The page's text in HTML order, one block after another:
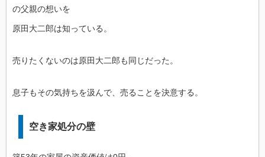
の父親の想いを
原田大二郎は知っている。
売りたくないのは原田大二郎も同じだった。
息子もその気持ちを汲んで、売ることを決意する。
空き家処分の壁